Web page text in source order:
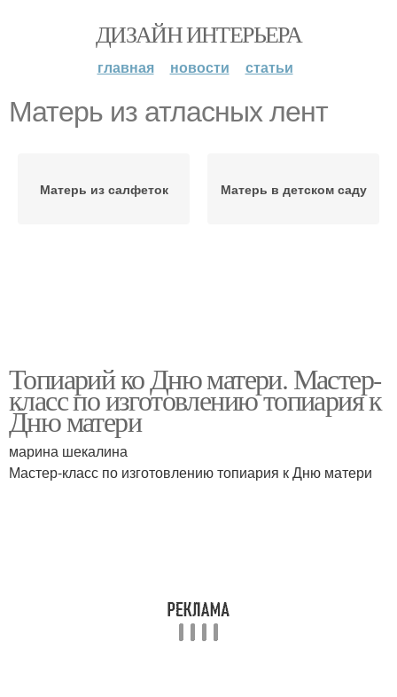
ДИЗАЙН ИНТЕРЬЕРА
главная новости статьи
Матерь из атласных лент
Матерь из салфеток Матерь в детском саду
Топиарий ко Дню матери. Мастер-
класс по изготовлению топиария к
Дню матери
марина шекалина
Мастер-класс по изготовлению топиария к Дню матери